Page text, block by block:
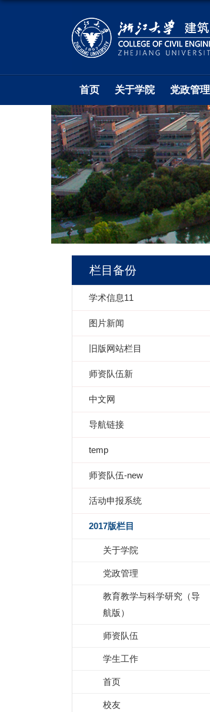
首页 关于学院 党政管理
栏目备份
学术信息11
图片新闻
旧版网站栏目
师资队伍新
中文网
导航链接
temp
师资队伍-new
活动申报系统
2017版栏目
关于学院
党政管理
教育教学与科学研究（导
航版）
师资队伍
学生工作
首页
校友